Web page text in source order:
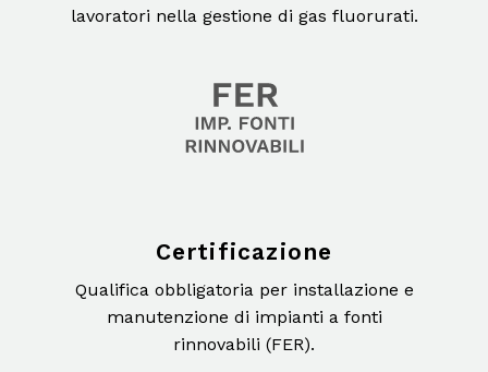
lavoratori nella gestione di gas fluorurati.
Certificazione
Qualifica obbligatoria per installazione e
manutenzione di impianti a fonti
rinnovabili (FER).